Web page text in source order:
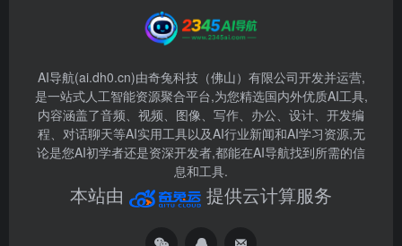
AI导航(ai.dh0.cn)由奇兔科技（佛山）有限公司开发并运营,
是一站式人工智能资源聚合平台,为您精选国内外优质AI工具,
内容涵盖了音频、视频、图像、写作、办公、设计、开发编
程、对话聊天等AI实用工具以及AI行业新闻和AI学习资源,无
论是您AI初学者还是资深开发者,都能在AI导航找到所需的信
息和工具.
本站由 提供云计算服务